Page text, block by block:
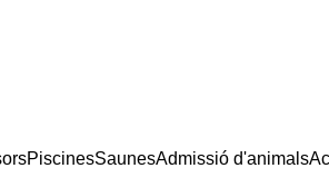
PiscinesSaunesAdmissió d'animals